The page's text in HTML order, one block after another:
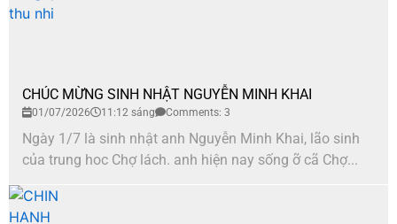
CHÚC MỪNG SINH NHẬT NGUYỄN MINH KHAI
01/07/2026 11:12 sáng Comments: 3
Ngày 1/7 là sinh nhật anh Nguyễn Minh Khai, lão sinh
của trung hoc Chợ lách. anh hiện nay sống ỡ cã Chợ...